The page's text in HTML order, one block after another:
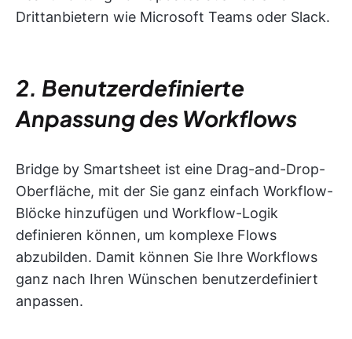
Drittanbietern wie Microsoft Teams oder Slack.
2. Benutzerdefinierte
Anpassung des Workflows
Bridge by Smartsheet ist eine Drag-and-Drop-
Oberfläche, mit der Sie ganz einfach Workflow-
Blöcke hinzufügen und Workflow-Logik
definieren können, um komplexe Flows
abzubilden. Damit können Sie Ihre Workflows
ganz nach Ihren Wünschen benutzerdefiniert
anpassen.